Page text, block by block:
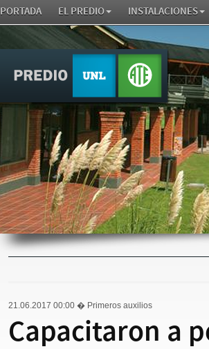
PORTADA EL PREDIO INSTALACIONES
21.06.2017 00:00 � Primeros auxilios
Capacitaron a